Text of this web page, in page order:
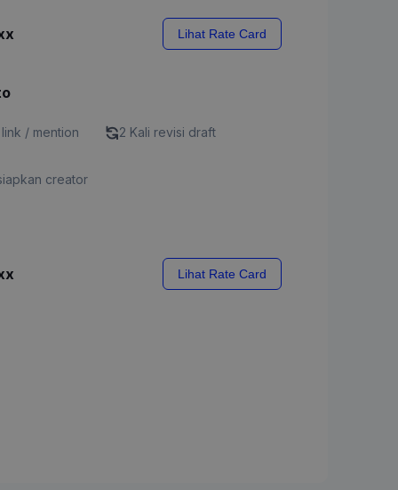
Lihat Rate Card
/ mention 2 Kali revisi draft
creator
Lihat Rate Card